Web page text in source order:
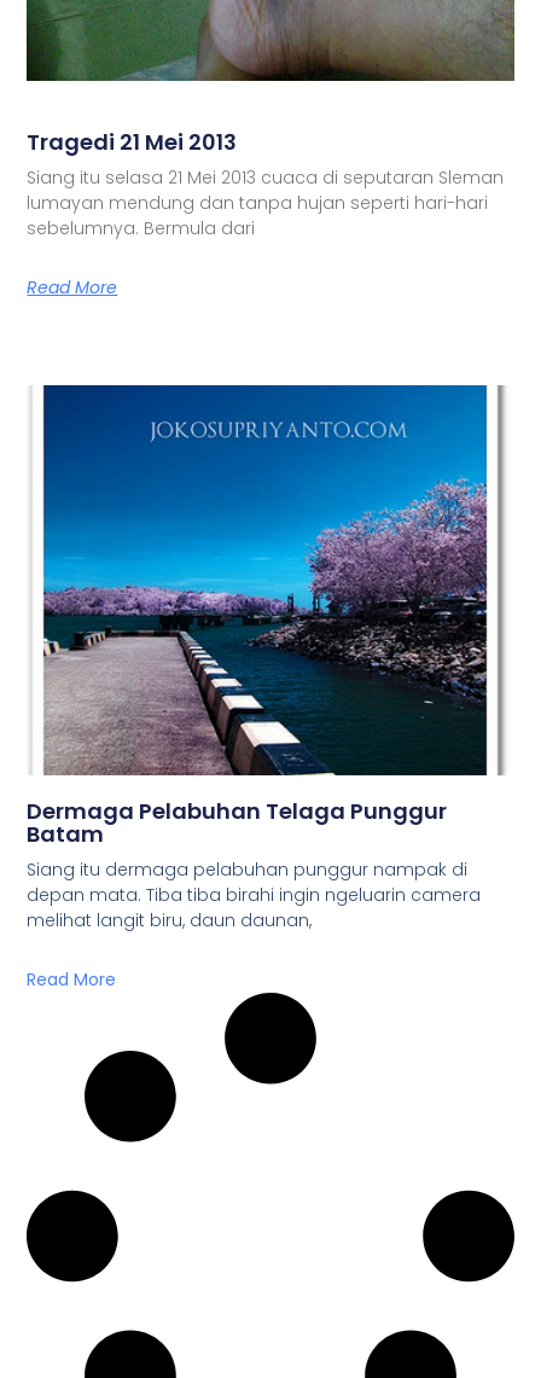
Tragedi 21 Mei 2013
Siang itu selasa 21 Mei 2013 cuaca di seputaran Sleman
lumayan mendung dan tanpa hujan seperti hari-hari
sebelumnya. Bermula dari
Read More
Dermaga Pelabuhan Telaga Punggur
Batam
Siang itu dermaga pelabuhan punggur nampak di
depan mata. Tiba tiba birahi ingin ngeluarin camera
melihat langit biru, daun daunan,
Read More